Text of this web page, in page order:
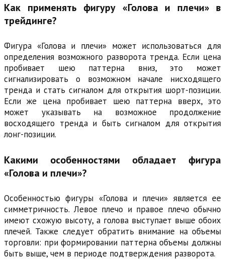
Как применять фигуру «Голова и плечи» в
трейдинге?
Фигура «Голова и плечи» может использоваться для
определения возможного разворота тренда. Если цена
пробивает шею паттерна вниз, это может
сигнализировать о возможном начале нисходящего
тренда и стать сигналом для открытия шорт-позиции.
Если же цена пробивает шею паттерна вверх, это
может указывать на возможное продолжение
восходящего тренда и быть сигналом для открытия
лонг-позиции.
Какими особенностями обладает фигура
«Голова и плечи»?
Особенностью фигуры «Голова и плечи» является ее
симметричность. Левое плечо и правое плечо обычно
имеют схожую высоту, а голова выступает выше обоих
плечей. Также следует обратить внимание на объемы
торговли: при формировании паттерна объемы должны
быть выше, чем в периоде подтверждения разворота.